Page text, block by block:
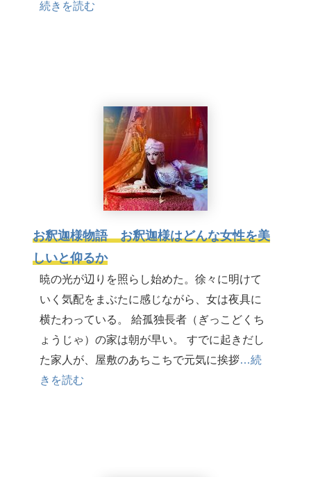
続きを読む
お釈迦様物語 お釈迦様はどんな女性を美
しいと仰るか
暁の光が辺りを照らし始めた。徐々に明けて
いく気配をまぶたに感じながら、女は夜具に
横たわっている。 給孤独長者（ぎっこどくち
ょうじゃ）の家は朝が早い。 すでに起きだし
た家人が、屋敷のあちこちで元気に挨拶…続
きを読む